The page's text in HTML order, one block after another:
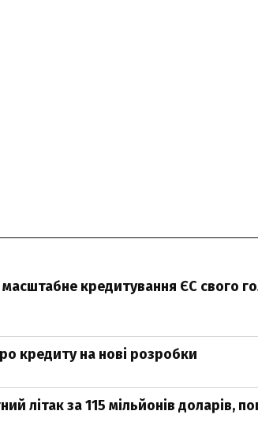
кредитування ЄС свого
кредиту на нові розробки
літак за 115 мільйонів доларів,